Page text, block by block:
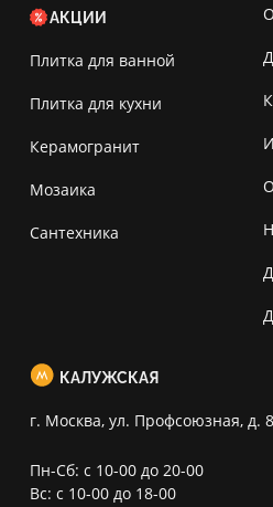
АКЦИИ
Плитка для ванной
Плитка для кухни
Керамогранит
Мозаика
Сантехника
КАЛУЖСКАЯ
г. Москва, ул. Профсоюзная, д.
Пн-Сб: с 10-00 до 20-00
Вс: с 10-00 до 18-00